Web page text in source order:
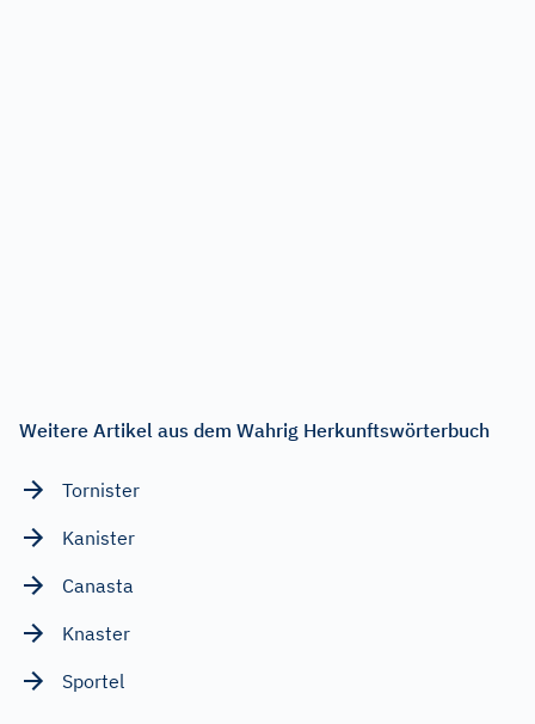
Weitere Artikel aus dem Wahrig Herkunftswörterbuch
Tornister
Kanister
Canasta
Knaster
Sportel